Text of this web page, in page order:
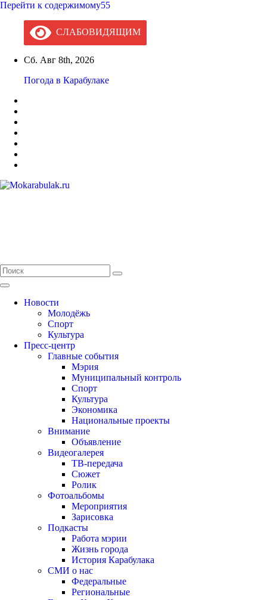
Перейти к содержимому55
СЛАБОВИДЯЩИМ
Сб. Авг 8th, 2026
Погода в Карабулаке
Новости
Молодёжь
Спорт
Культура
Пресс-центр
Главные события
Мэрия
Муниципальный контроль
Спорт
Культура
Экономика
Национальные проекты
Внимание
Объявление
Видеогалерея
ТВ-передача
Сюжет
Ролик
Фотоальбомы
Мероприятия
Зарисовка
Подкасты
Работа мэрии
Жизнь города
История Карабулака
СМИ о нас
Федеральные
Региональные